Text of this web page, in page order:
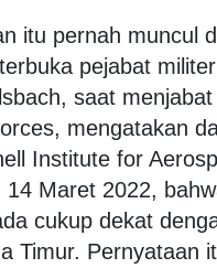
itu pernah muncul
pejabat
saat
mengatakan
Institute for
14 Maret 2022,
cukup dekat
Timur. Pernyataan